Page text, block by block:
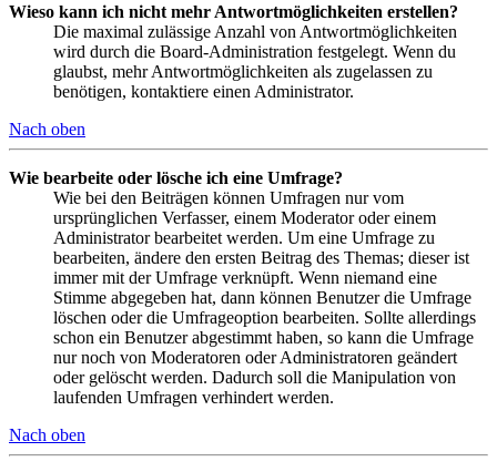
Wieso kann ich nicht mehr Antwortmöglichkeiten erstellen?
Die maximal zulässige Anzahl von Antwortmöglichkeiten
wird durch die Board-Administration festgelegt. Wenn du
glaubst, mehr Antwortmöglichkeiten als zugelassen zu
benötigen, kontaktiere einen Administrator.
Nach oben
Wie bearbeite oder lösche ich eine Umfrage?
Wie bei den Beiträgen können Umfragen nur vom
ursprünglichen Verfasser, einem Moderator oder einem
Administrator bearbeitet werden. Um eine Umfrage zu
bearbeiten, ändere den ersten Beitrag des Themas; dieser ist
immer mit der Umfrage verknüpft. Wenn niemand eine
Stimme abgegeben hat, dann können Benutzer die Umfrage
löschen oder die Umfrageoption bearbeiten. Sollte allerdings
schon ein Benutzer abgestimmt haben, so kann die Umfrage
nur noch von Moderatoren oder Administratoren geändert
oder gelöscht werden. Dadurch soll die Manipulation von
laufenden Umfragen verhindert werden.
Nach oben